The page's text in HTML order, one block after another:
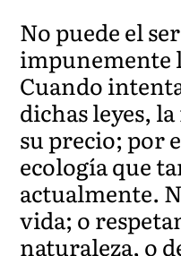
No puede el
impunemente
Cuando
dichas leyes,
su precio; por
ecología que
actualmente.
vida; o
naturaleza, o